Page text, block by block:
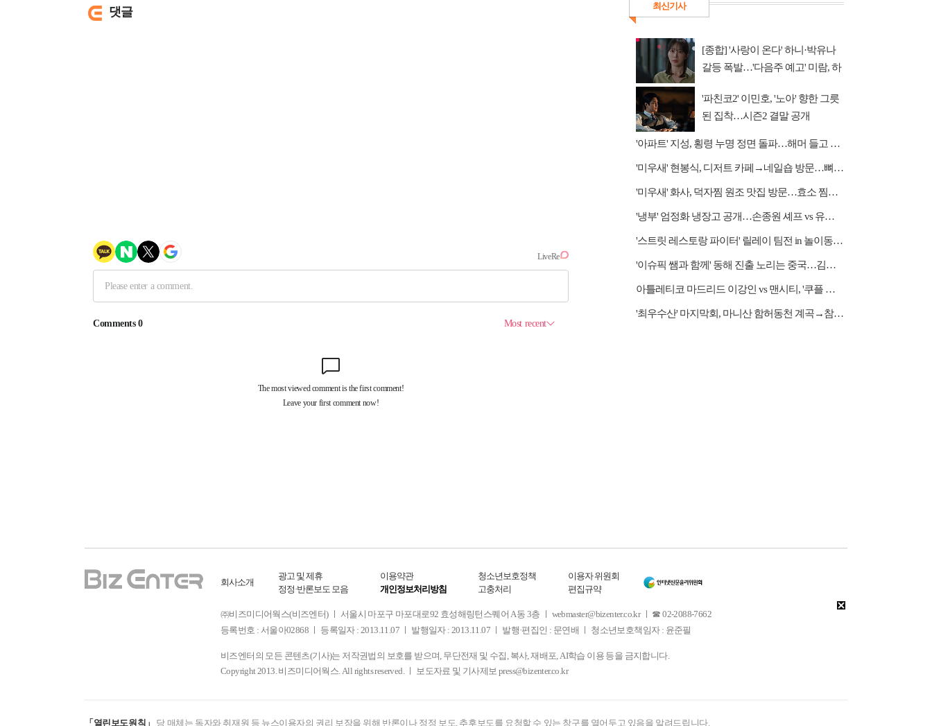
댓글 최신기사
[종합] '사랑이 온다' 하니·박유나
갈등 폭발…'다음주 예고' 미람, 하
'파친코2' 이민호, '노아' 향한 그릇
된 집착…시즌2 결말 공개
'아파트' 지성, 횡령 누명 정면 돌파…해머 들고 주민회의 난입
'미우새' 현봉식, 디저트 카페→네일숍 방문…뼈족발 맛집 먹방
'미우새' 화사, 덕자찜 원조 맛집 방문…효소 찜질방 체험
'냉부' 엄정화 냉장고 공개…손종원 셰프 vs 유용욱 소장
'스트릿 레스토랑 파이터' 릴레이 팀전 in 놀이동산 상권
'이슈픽 쌤과 함께' 동해 진출 노리는 중국…김흥규 교수 강연
아틀레티코 마드리드 이강인 vs 맨시티, '쿠플 시리즈' 중계 쿠팡플레이
'최우수산' 마지막회, 마니산 함허동천 계곡→참성단 등반
회사소개
광고 및 제휴
정정·반론보도 모음
이용약관
개인정보처리방침
청소년보호정책
고충처리
이용자 위원회
편집규약
㈜비즈미디어웍스(비즈엔터) ㅣ 서울시 마포구 마포대로92 효성해링턴스퀘어 A동 3층 ㅣ webmaster@bizenter.co.kr ㅣ ☎ 02-2088-7662
등록번호 : 서울아02868 ㅣ 등록일자 : 2013.11.07 ㅣ 발행일자 : 2013.11.07 ㅣ 발행·편집인 : 문연배 ㅣ 청소년보호책임자 : 윤준필
비즈엔터의 모든 콘텐츠(기사)는 저작권법의 보호를 받으며, 무단전재 및 수집, 복사, 재배포, AI학습 이용 등을 금지합니다.
Copyright 2013. 비즈미디어웍스. All rights reserved. ㅣ 보도자료 및 기사제보 press@bizenter.co.kr
「열린보도원칙」 당 매체는 독자와 취재원 등 뉴스이용자의 권리 보장을 위해 반론이나 정정 보도, 추후보도를 요청할 수 있는 창구를 열어두고 있음을 알려드립니다.